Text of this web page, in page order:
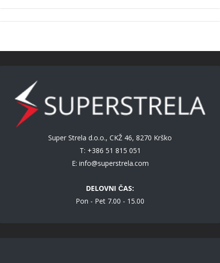
Super Strela d.o.o., CKŽ 46, 8270 Krško
T: +386 51 815 051
E: info@superstrela.com
DELOVNI ČAS:
Pon - Pet 7.00 - 15.00